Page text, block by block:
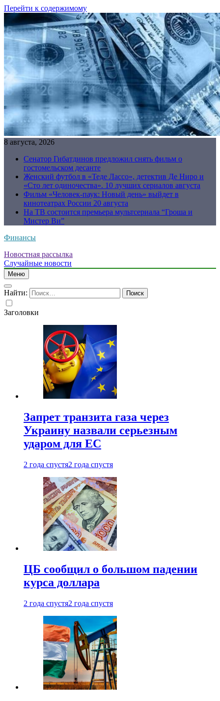
Перейти к содержимому
8 августа, 2026
Сенатор Гибатдинов предложил снять фильм о
гостомельском десанте
Женский футбол в «Теде Лассо», детектив Де Ниро и
«Сто лет одиночества». 10 лучших сериалов августа
Фильм «Человек-паук: Новый день» выйдет в
кинотеатрах России 20 августа
На ТВ состоится премьера мультсериала “Гроша и
Мистер Ви”
Финансы
Новостная рассылка
Случайные новости
Меню
Найти:
Заголовки
Запрет транзита газа через
Украину назвали серьезным
ударом для ЕС
2 года спустя2 года спустя
ЦБ сообщил о большом падении
курса доллара
2 года спустя2 года спустя